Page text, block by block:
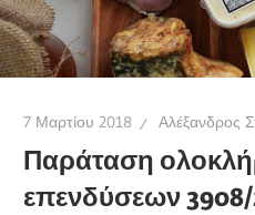
7 Μαρτίου 2018 Αλέξανδρος
Παράταση
επενδύσεων 3908/